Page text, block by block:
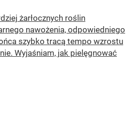
żarłocznych roślin
nawożenia, odpowiedniego
szybko tracą tempo wzrostu
Wyjaśniam, jak pielęgnować